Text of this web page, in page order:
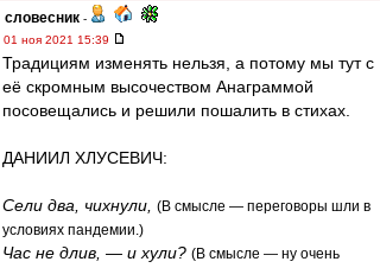
словесник -
01 ноя 2021 15:39
Традициям изменять нельзя, а потому мы тут с
её скромным высочеством Анаграммой
посовещались и решили пошалить в стихах.
ДАНИИЛ ХЛУСЕВИЧ:
Сели два, чихнули, (В смысле — переговоры шли в
условиях пандемии.)
Час не длив, — и хули? (В смысле — ну очень